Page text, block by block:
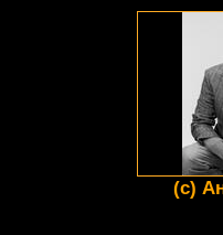
(с)